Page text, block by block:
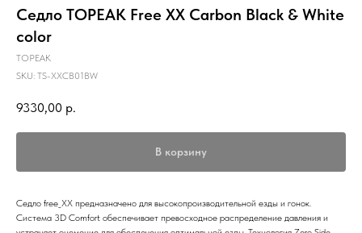
Седло TOPEAK Free XX Carbon Black & White
color
TOPEAK
SKU: TS-XXCB01BW
9330,00 р.
В корзину
Седло free_XX предназначено для высокопроизводительной езды и гонок.
Система 3D Comfort обеспечивает превосходное распределение давления и